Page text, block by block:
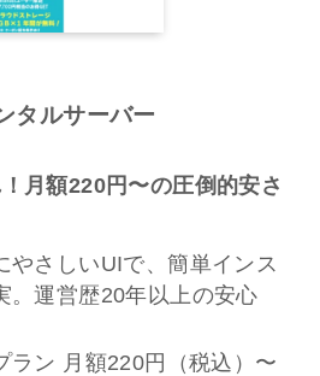
タルサーバー
月額220円〜の圧倒的安さ
やさしいUIで、簡単インス
。運営歴20年以上の安心
ラン 月額220円（税込）〜